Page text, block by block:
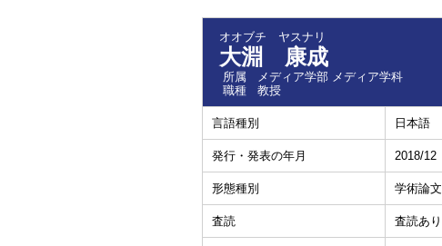
オオブチ ヤスナリ
大淵 康成
所属
メディア学部 メディア学科
職種
教授
言語種別 日本語
発行・発表の年月 2018/12
形態種別 学術論文
査読 査読あり